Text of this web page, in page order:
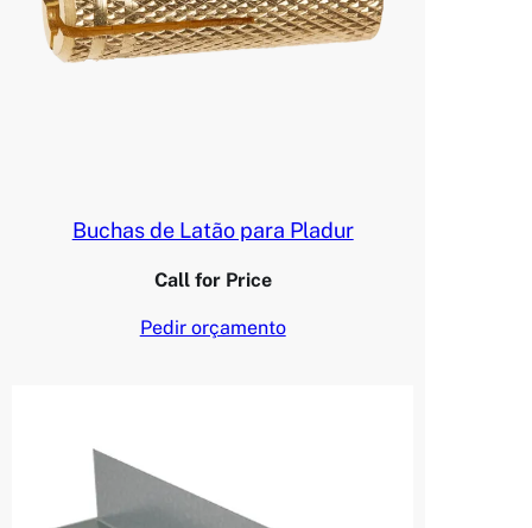
Buchas de Latão para Pladur
Call for Price
Pedir orçamento